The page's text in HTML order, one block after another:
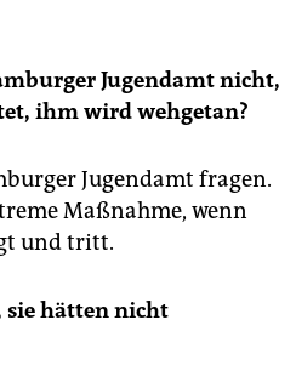
Jugendamt nicht,
ihm wird wehgetan?
Jugendamt fragen.
Maßnahme, wenn
und tritt.
sie hätten nicht